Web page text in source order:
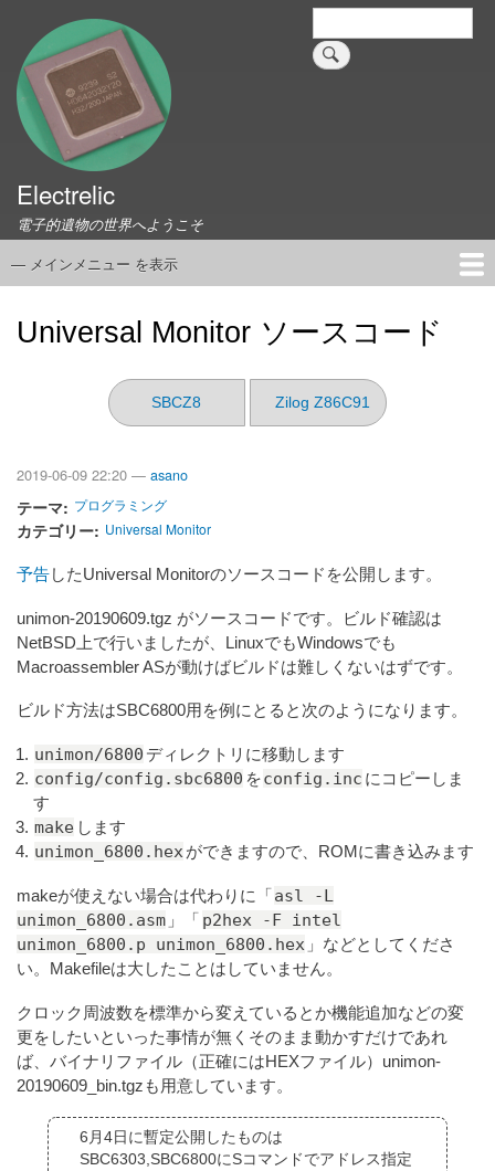
検
索
Electrelic
電子的遺物の世界へようこそ
メ
— メインメニュー を表示
Universal Monitor ソースコード
SBCZ8 Zilog Z86C91
2019-06-09 22:20 — asano
テーマ プログラミング
カテゴリー Universal Monitor
予告したUniversal Monitorのソースコードを公開します。
unimon-20190609.tgz がソースコードです。ビルド確認は
NetBSD上で行いましたが、LinuxでもWindowsでも
Macroassembler ASが動けばビルドは難しくないはずです。
ビルド方法はSBC6800用を例にとると次のようになります。
unimon/6800 ディレクトリに移動します
config/config.sbc6800 をconfig.inc にコピーしま
す
make します
unimon_6800.hex ができますので、ROMに書き込みます
makeが使えない場合は代わりに「 asl -L
unimon_6800.asm 」「 p2hex -F intel
unimon_6800.p unimon_6800.hex 」などとしてくださ
い。Makefileは大したことはしていません。
クロック周波数を標準から変えているとか機能追加などの変
更をしたいといった事情が無くそのまま動かすだけであれ
ば、バイナリファイル（正確にはHEXファイル）unimon-
20190609_bin.tgzも用意しています。
6月4日に暫定公開したものは
SBC6303,SBC6800にSコマンドでアドレス指定